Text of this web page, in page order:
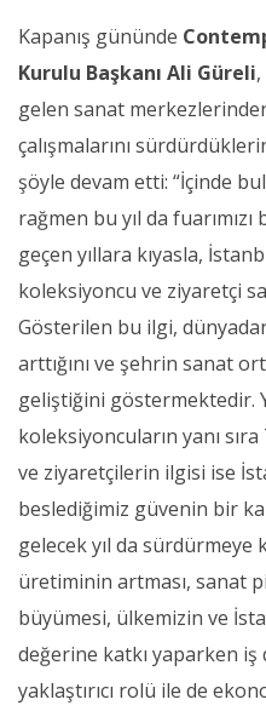
Kapanış gününde
Kurulu Başkanı Ali Güreli
gelen sanat
çalışmalarını
şöyle devam etti: “İçinde
rağmen bu yıl da
geçen yıllara kıyasla,
koleksiyoncu ve ziyaretçi
Gösterilen bu ilgi,
arttığını ve şehrin sanat
geliştiğini göstermektedir.
koleksiyoncuların yanı
ve ziyaretçilerin ilgisi ise
beslediğimiz güvenin bir
gelecek yıl da sürdürmeye
üretiminin artması, sanat
büyümesi, ülkemizin ve
değerine katkı yaparken iş
yaklaştırıcı rolü ile de